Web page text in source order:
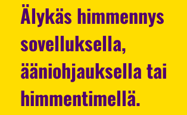
Älykäs himmennys
sovelluksella,
ääniohjauksella tai
himmentimellä.